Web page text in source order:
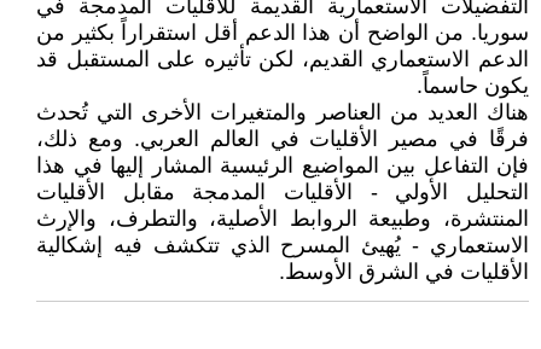
التفضيلات الاستعمارية القديمة للأقليات المدمجة في
سوريا. من الواضح أن هذا الدعم أقل استقراراً بكثير من
الدعم الاستعماري القديم، لكن تأثيره على المستقبل قد
يكون حاسماً.
هناك العديد من العناصر والمتغيرات الأخرى التي تُحدث
فرقًا في مصير الأقليات في العالم العربي. ومع ذلك،
فإن التفاعل بين المواضيع الرئيسية المشار إليها في هذا
التحليل الأولي - الأقليات المدمجة مقابل الأقليات
المنتشرة، وطبيعة الروابط الأصلية، والتطرف، والإرث
الاستعماري - يُهيئ المسرح الذي تتكشف فيه إشكالية
الأقليات في الشرق الأوسط.